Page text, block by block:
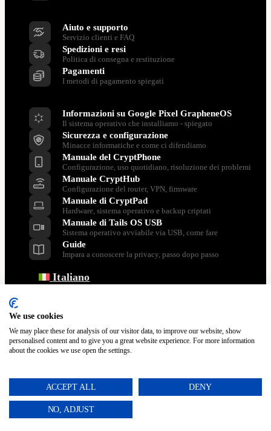
Aiuto e supporto
Servizio clienti e FAQ
Spedizioni e resi
Politica di consegna e restituzione
Pagamenti
I metodi di pagamento spiegati
Informazioni su Google Pixel GrapheneOS
Il sistema operativo che installiamo - spiegato
Sicurezza e configurazione
Minacce informatiche e come ci difendiamo
Manuale del CryptPhone
Configurazione, uso quotidiano, risoluzione dei problemi
Manuale CryptHub
Configurazione del router, VPN, firmware
Manuale di CryptPad
Hardware, sistema operativo e backup criptati
Manuale di Tails OS USB
Sistema operativo avviabile via USB, come fare
Guide
Impara a conoscere la privacy, passo dopo passo
Italiano
English
Français
Polski
Svenska
Türkçe
Português
Deutsch
We use cookies
We may place these for analysis of our visitor data, to improve our website, show
personalised content and to give you a great website experience. For more information
about the cookies we use open the settings.
ACCEPT ALL DENY
NO, ADJUST